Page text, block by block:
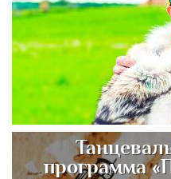
программа